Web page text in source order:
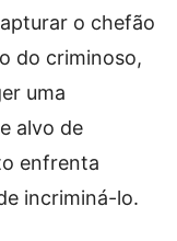
o chefão
do criminoso,
uma
alvo de
enfrenta
incriminá-lo.